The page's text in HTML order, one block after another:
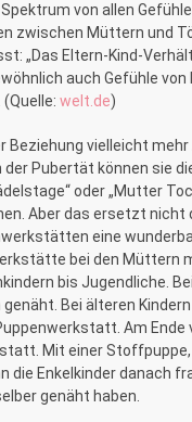
von allen
zwischen Müttern und
„Das Eltern-Kind-
auch Gefühle
welt.de)
vielleicht
der Pubertät können sie
oder „Mutter
Aber das ersetzt
eine
bei den Müttern
bis Jugendliche.
Bei älteren
Am
Mit einer
die Enkelkinder danach
genäht haben.